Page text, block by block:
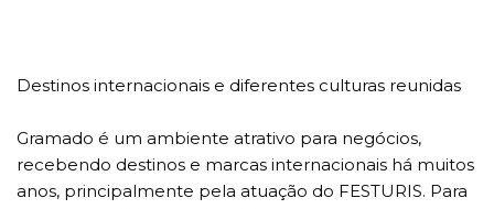
Destinos internacionais e diferentes culturas reunidas
Gramado é um ambiente atrativo para negócios,
recebendo destinos e marcas internacionais há muitos
anos, principalmente pela atuação do FESTURIS. Para